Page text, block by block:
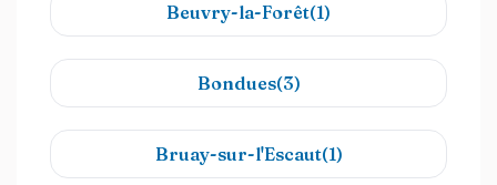
Beuvry-la-Forêt(1)
Bondues(3)
Bruay-sur-l'Escaut(1)